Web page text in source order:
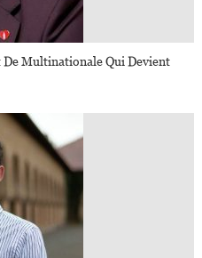
Multinationale Qui Devient